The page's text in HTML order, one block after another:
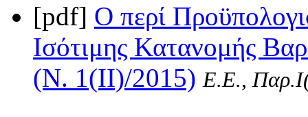
[pdf] Ο περί
Ισότιμης Κατανομής
(Ν. 1(II)/2015) Ε.Ε.,